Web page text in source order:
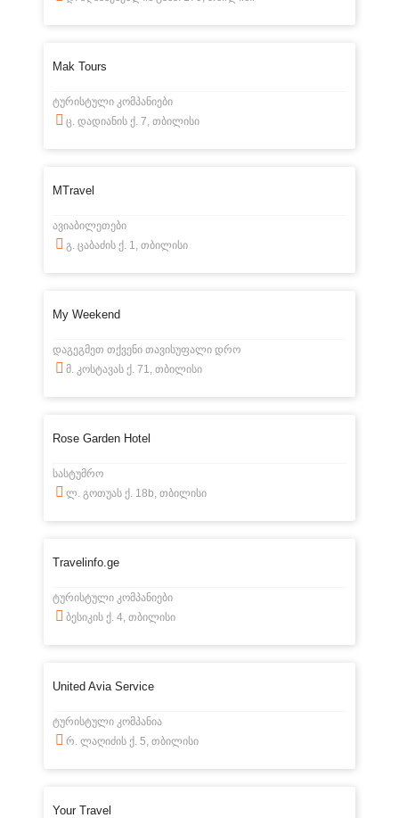
Mak Tours
ტურისტული კომპანიები
ც. დადიანის ქ. 7, თბილისი
MTravel
ავიაბილეთები
გ. ცაბაძის ქ. 1, თბილისი
My Weekend
დაგეგმეთ თქვენი თავისუფალი დრო
მ. კოსტავას ქ. 71, თბილისი
Rose Garden Hotel
სასტუმრო
ლ. გოთუას ქ. 18b, თბილისი
Travelinfo.ge
ტურისტული კომპანიები
ბესიკის ქ. 4, თბილისი
United Avia Service
ტურისტული კომპანია
რ. ლაღიძის ქ. 5, თბილისი
Your Travel